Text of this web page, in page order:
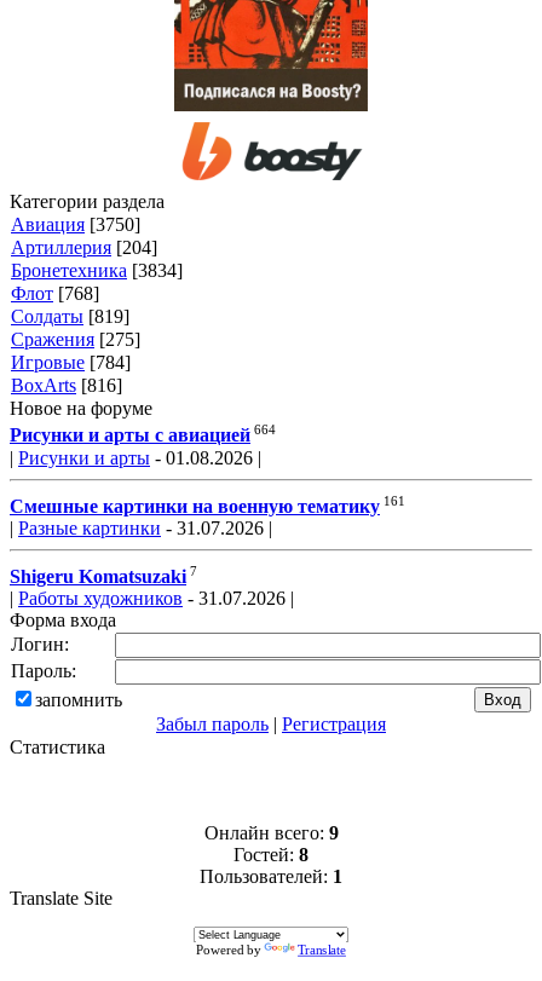
Категории раздела
Авиация [3750]
Артиллерия [204]
Бронетехника [3834]
Флот [768]
Солдаты [819]
Сражения [275]
Игровые [784]
BoxArts [816]
Новое на форуме
Рисунки и арты с авиацией 664
| Рисунки и арты - 01.08.2026 |
Смешные картинки на военную тематику 161
| Разные картинки - 31.07.2026 |
Shigeru Komatsuzaki 7
| Работы художников - 31.07.2026 |
Форма входа
Логин:
Пароль:
запомнить
Забыл пароль | Регистрация
Статистика
Онлайн всего: 9
Гостей: 8
Пользователей: 1
Translate Site
Powered by Translate